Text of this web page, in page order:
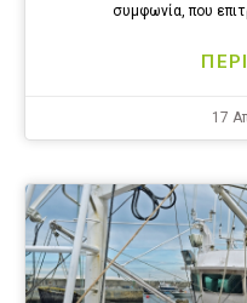
συμφωνία, που
17